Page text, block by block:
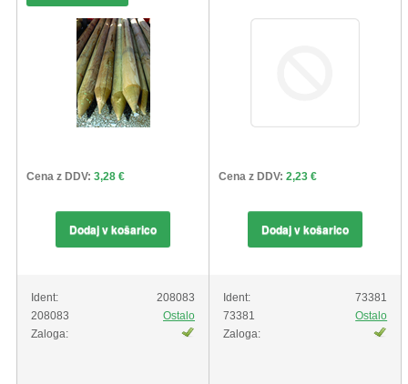
Cena z DDV: 3,28 €
Dodaj v košarico
Ident:
208083
208083
Ostalo
Zaloga:
Cena z DDV: 2,23 €
Dodaj v košarico
Ident:
73381
73381
Ostalo
Zaloga: